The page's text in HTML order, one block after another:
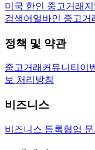
미국 한인 중고거래
검색어 얼바인 중고거
정책 및 약관
중고거래 커뮤니티 이
보 처리방침
비즈니스
비즈니스 등록협업 문